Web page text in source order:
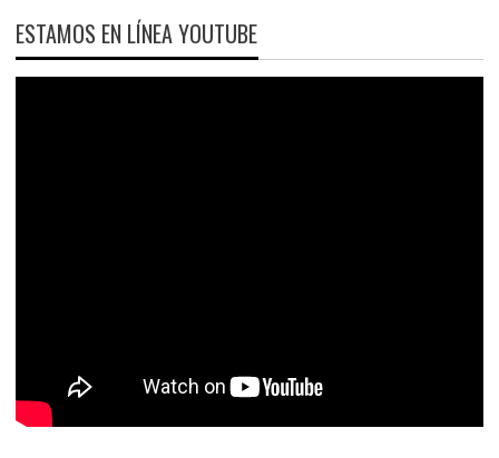
ESTAMOS EN LÍNEA YOUTUBE